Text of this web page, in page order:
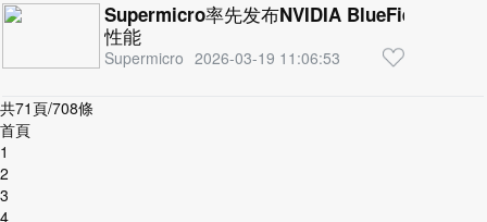
Supermicro率先发布NVIDIA BlueField-4
性能
Supermicro 2026-03-19 11:06:53
共71頁/708條
首頁
1
2
3
4